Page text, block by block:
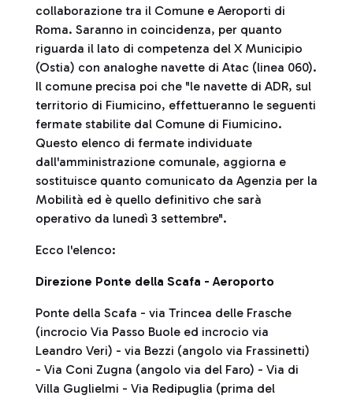
collaborazione tra il Comune e Aeroporti di
Roma. Saranno in coincidenza, per quanto
riguarda il lato di competenza del X Municipio
(Ostia) con analoghe navette di Atac (linea 060).
Il comune precisa poi che "le navette di ADR, sul
territorio di Fiumicino, effettueranno le seguenti
fermate stabilite dal Comune di Fiumicino.
Questo elenco di fermate individuate
dall'amministrazione comunale, aggiorna e
sostituisce quanto comunicato da Agenzia per la
Mobilità ed è quello definitivo che sarà
operativo da lunedì 3 settembre".
Ecco l'elenco:
Direzione Ponte della Scafa - Aeroporto
Ponte della Scafa - via Trincea delle Frasche
(incrocio Via Passo Buole ed incrocio via
Leandro Veri) - via Bezzi (angolo via Frassinetti)
- Via Coni Zugna (angolo via del Faro) - Via di
Villa Guglielmi - Via Redipuglia (prima del